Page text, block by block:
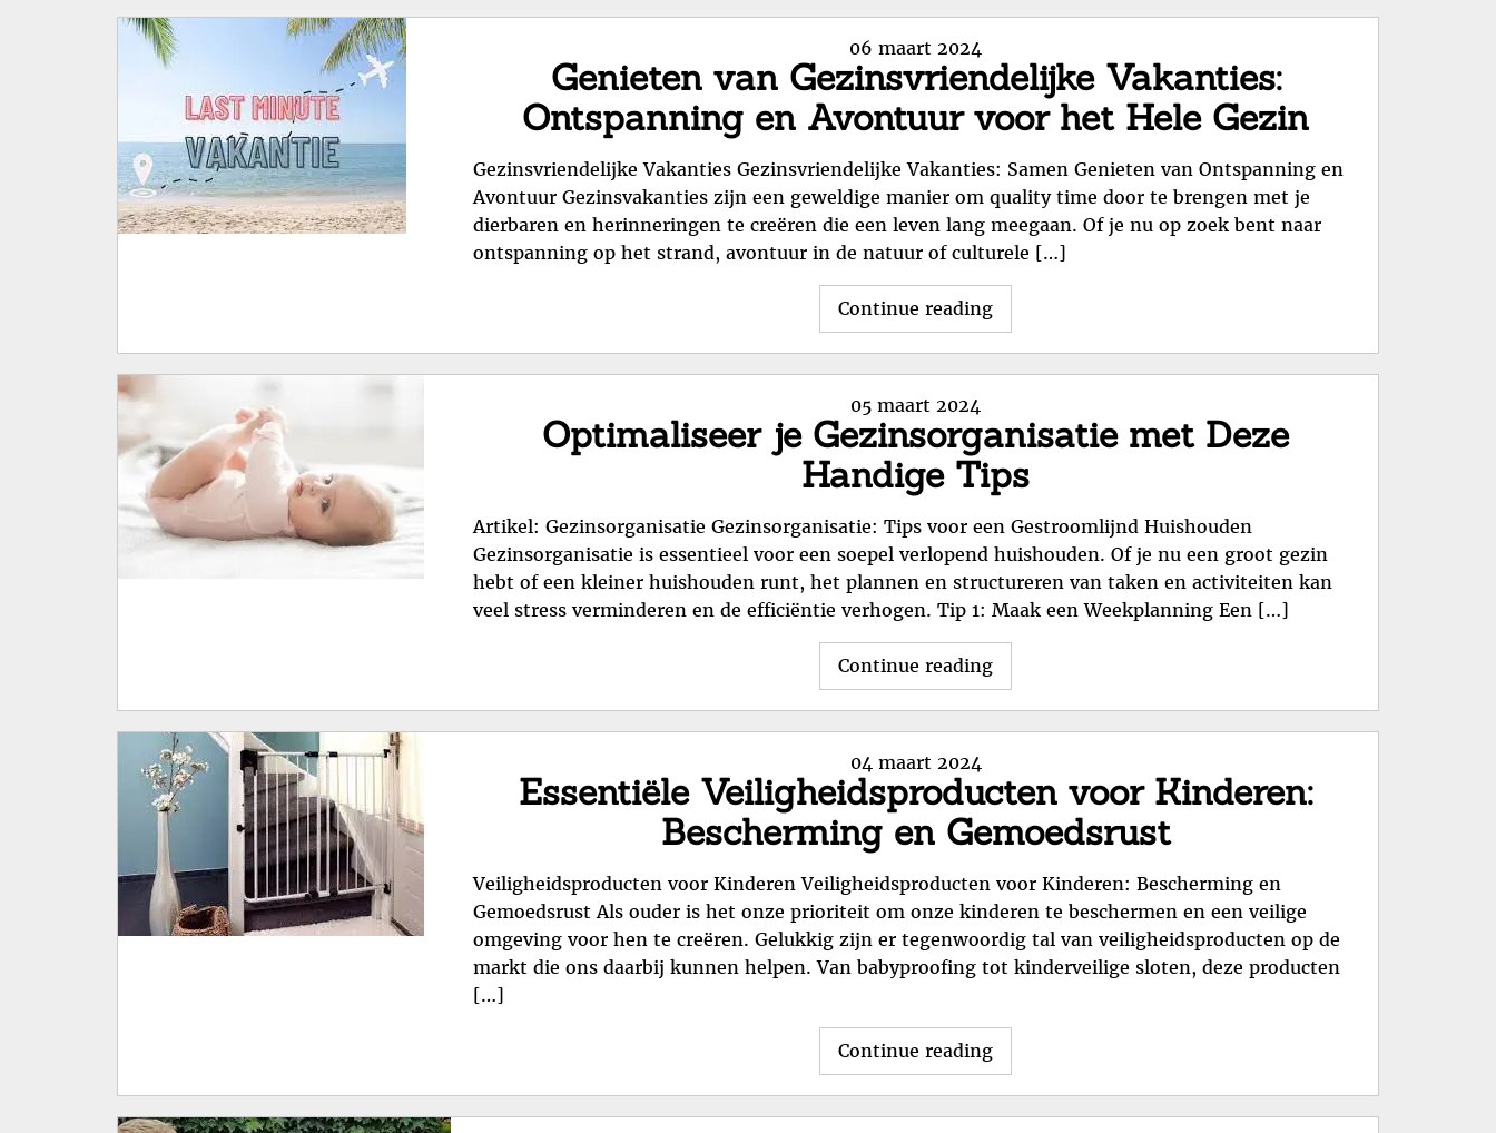
Belang
van
Tweedehands
Posted
on
06 maart 2024
Genieten van Gezinsvriendelijke Vakanties:
Ontspanning en Avontuur voor het Hele Gezin
Gezinsvriendelijke Vakanties Gezinsvriendelijke Vakanties: Samen Genieten van Ontspanning en
Avontuur Gezinsvakanties zijn een geweldige manier om quality time door te brengen met je
dierbaren en herinneringen te creëren die een leven lang meegaan. Of je nu op zoek bent naar
ontspanning op het strand, avontuur in de natuur of culturele […]
Continue reading"Genieten
van
Ontspanning
en
Avontuur
voor
het
Hele
Gezin"
Posted
on
05 maart 2024
Optimaliseer je Gezinsorganisatie met Deze
Handige Tips
Artikel: Gezinsorganisatie Gezinsorganisatie: Tips voor een Gestroomlijnd Huishouden
Gezinsorganisatie is essentieel voor een soepel verlopend huishouden. Of je nu een groot gezin
hebt of een kleiner huishouden runt, het plannen en structureren van taken en activiteiten kan
veel stress verminderen en de efficiëntie verhogen. Tip 1: Maak een Weekplanning Een […]
Continue reading"Optimaliseer
je
Handige
Tips"
Posted
on
04 maart 2024
Essentiële Veiligheidsproducten voor Kinderen:
Bescherming en Gemoedsrust
Veiligheidsproducten voor Kinderen Veiligheidsproducten voor Kinderen: Bescherming en
Gemoedsrust Als ouder is het onze prioriteit om onze kinderen te beschermen en een veilige
omgeving voor hen te creëren. Gelukkig zijn er tegenwoordig tal van veiligheidsproducten op de
markt die ons daarbij kunnen helpen. Van babyproofing tot kinderveilige sloten, deze producten
[…]
Continue reading"Essentiële
Veiligheidsproducten